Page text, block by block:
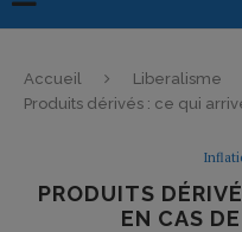
Accueil Liberalisme
Produits dérivés : ce qui
PRODUITS
EN CAS